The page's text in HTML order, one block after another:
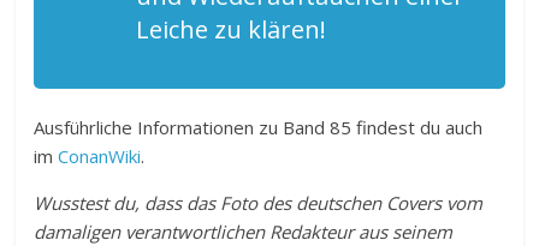
Leiche zu klären!
Ausführliche Informationen zu Band 85 findest du auch
imConanWiki.
Wusstest du, dass das Foto des deutschen Covers vom
damaligen verantwortlichen Redakteur aus seinem